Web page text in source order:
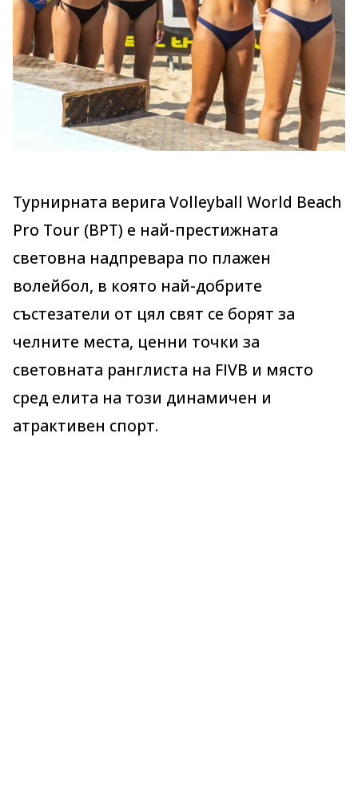
Турнирната верига Volleyball World Beach
Pro Tour (BPT) е най-престижната
световна надпревара по плажен
волейбол, в която най-добрите
състезатели от цял свят се борят за
челните места, ценни точки за
световната ранглиста на FIVB и място
сред елита на този динамичен и
атрактивен спорт.